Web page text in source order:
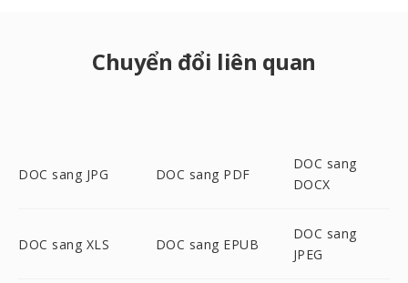
Chuyển đổi liên quan
DOC sang JPG DOC sang PDF
DOC sang
DOCX
DOC sang XLS DOC sang EPUB
DOC sang
JPEG